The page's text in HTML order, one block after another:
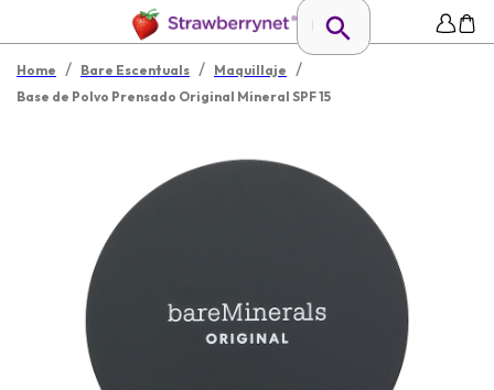
Home / Bare Escentuals / Maquillaje /
Base de Polvo Prensado Original Mineral SPF 15